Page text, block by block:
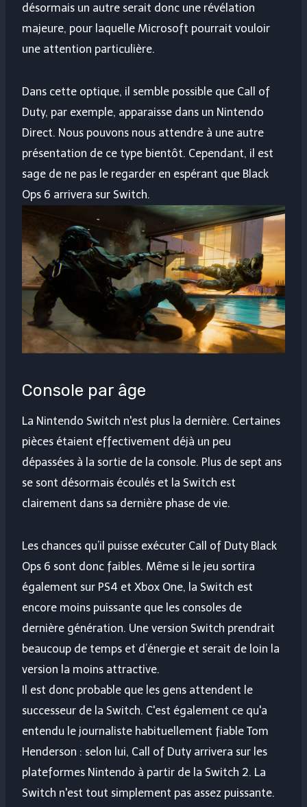
désormais un autre serait donc une révélation
majeure, pour laquelle Microsoft pourrait vouloir
une attention particulière.
Dans cette optique, il semble possible que Call of
Duty, par exemple, apparaisse dans un Nintendo
Direct. Nous pouvons nous attendre à une autre
présentation de ce type bientôt. Cependant, il est
sage de ne pas le regarder en espérant que Black
Ops 6 arrivera sur Switch.
Console par âge
La Nintendo Switch n'est plus la dernière. Certaines
pièces étaient effectivement déjà un peu
dépassées à la sortie de la console. Plus de sept ans
se sont désormais écoulés et la Switch est
clairement dans sa dernière phase de vie.
Les chances qu’il puisse exécuter Call of Duty Black
Ops 6 sont donc faibles. Même si le jeu sortira
également sur PS4 et Xbox One, la Switch est
encore moins puissante que les consoles de
dernière génération. Une version Switch prendrait
beaucoup de temps et d’énergie et serait de loin la
version la moins attractive.
Il est donc probable que les gens attendent le
successeur de la Switch. C'est également ce qu'a
entendu le journaliste habituellement fiable Tom
Henderson : selon lui, Call of Duty arrivera sur les
plateformes Nintendo à partir de la Switch 2. La
Switch n'est tout simplement pas assez puissante.